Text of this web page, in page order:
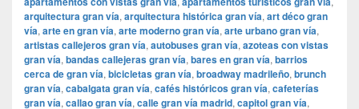
arquitectura gran vía, arquitectura histórica gran vía, art déco gran
vía, arte en gran vía, arte moderno gran vía, arte urbano gran vía,
artistas callejeros gran vía, autobuses gran vía, azoteas con vistas
gran vía, bandas callejeras gran vía, bares en gran vía, barrios
cerca de gran vía, bicicletas gran vía, broadway madrileño, brunch
gran vía, cabalgata gran vía, cafés históricos gran vía, cafeterías
gran vía, callao gran vía, calle gran vía madrid, capitol gran vía,